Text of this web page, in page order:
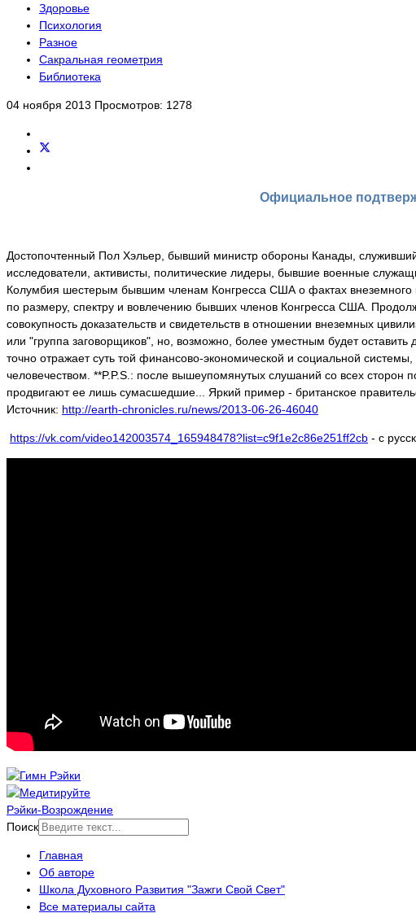
Здоровье
Психология
Разное
Сакральная геометрия
Библиотека
04 ноября 2013 Просмотров: 1278
Официальное
Достопочтенный Пол Хэльер, бывший министр обороны Канады,
исследователи, активисты, политические лидеры, бывшие военные
Колумбия шестерым бывшим членам Конгресса США о фактах
по размеру, спектру и вовлечению бывших членов Конгресса США.
совокупность доказательств и свидетельств в отношении внеземных
или "группа заговорщиков", но, возможно, более уместным будет
точно отражает суть той финансово-экономической и социальной
человечеством. **P.P.S.: после вышеупомянутых слушаний со всех сторон
продвигают ее лишь сумасшедшие... Яркий пример - британское
Источник: http://earth-chronicles.ru/news/2013-06-26-46040
https://vk.com/video142003574_165948478?list=c9f1e2c86e251ff2cb - с
Рэйки-Возрождение
Поиск
Главная
Об авторе
Школа Духовного Развития "Зажги Свой Свет"
Все материалы сайта